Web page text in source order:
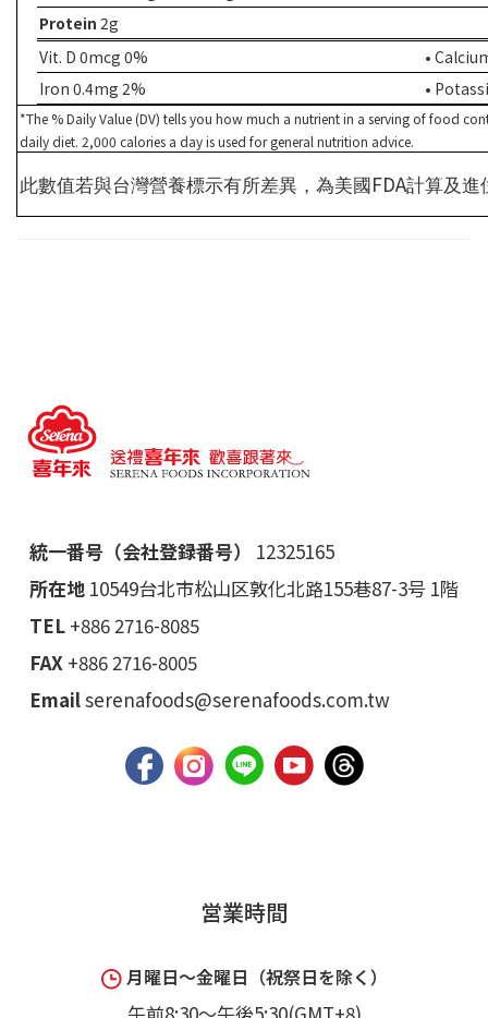
Protein 2g
Vit. D 0mcg 0%
•
Iron 0.4mg 2%
•
*The % Daily Value (DV) tells you how much a nutrient in a serving of food
daily diet. 2,000 calories a day is used for general nutrition advice.
此數值若與台灣營養標示有所差異，為美國 FDA計算及進
統一番号（会社登録番号）
12325165
所在地 10549台北市松山区敦化北路155巷87-3号 1階
TEL +886 2716-8085
FAX +886 2716-8005
Emailserenafoods@serenafoods.com.tw
営業時間
月曜日～金曜日（祝祭日を除く）